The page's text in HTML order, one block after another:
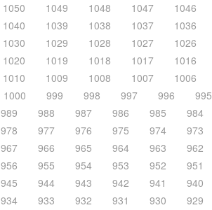
1050 1049 1048 1047 1046
1040 1039 1038 1037 1036
1030 1029 1028 1027 1026
1020 1019 1018 1017 1016
1010 1009 1008 1007 1006
1000 999 998 997 996 995
989 988 987 986 985 984
978 977 976 975 974 973
967 966 965 964 963 962
956 955 954 953 952 951
945 944 943 942 941 940
934 933 932 931 930 929